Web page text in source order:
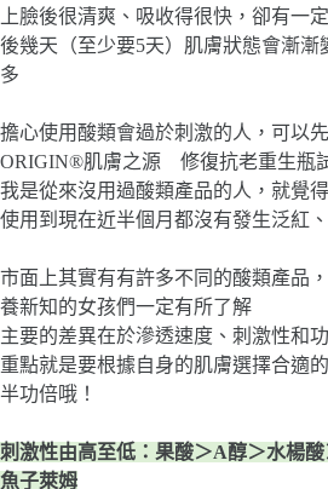
上臉後很清爽、吸收得很快，卻有一
後幾天（至少要5天）肌膚狀態會漸漸
多
擔心使用酸類會過於刺激的人，可以
ORIGIN®肌膚之源 修復抗老重生瓶
我是從來沒用過酸類產品的人，就覺
使用到現在近半個月都沒有發生泛紅
市面上其實有有許多不同的酸類產品
養新知的女孩們一定有所了解
主要的差異在於滲透速度、刺激性和
重點就是要根據自身的肌膚選擇合適
半功倍哦！
刺激性由高至低：果酸＞A醇＞水楊
魚子萊姆